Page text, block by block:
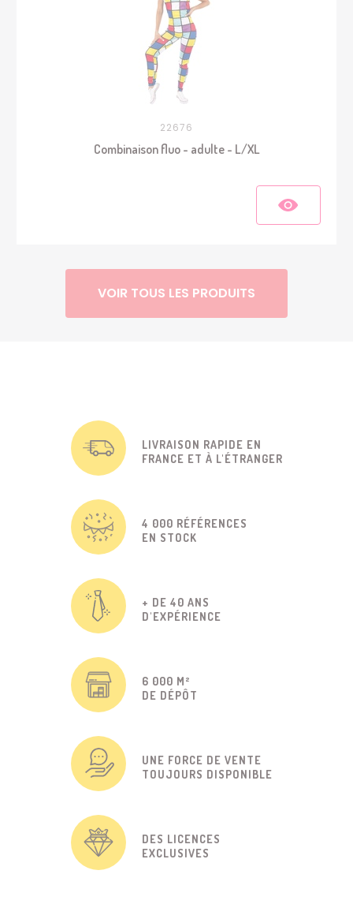
22676
Combinaison fluo - adulte - L/XL
VOIR TOUS LES PRODUITS
LIVRAISON RAPIDE EN
FRANCE ET À L'ÉTRANGER
4 000 RÉFÉRENCES
EN STOCK
+ DE 40 ANS
D'EXPÉRIENCE
6 000 M²
DE DÉPÔT
UNE FORCE DE VENTE
TOUJOURS DISPONIBLE
DES LICENCES
EXCLUSIVES